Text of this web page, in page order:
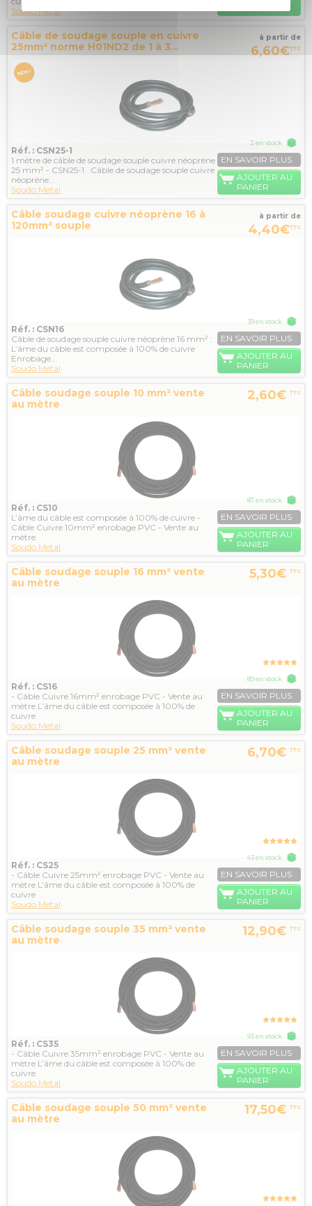
Soudo Metal
Câble de soudage souple en cuivre
25mm² norme H01ND2 de 1 à 3...
à partir de
6,60€TTC
Réf. : CSN25-1
1 mètre de câble de soudage souple cuivre néoprène
25 mm² - CSN25-1 Câble de soudage souple cuivre
néoprène...
Soudo Metal
2 en stock
EN SAVOIR PLUS
AJOUTER AU
PANIER
Câble soudage cuivre néoprène 16 à
120mm² souple
à partir de
4,40€TTC
Réf. : CSN16
Câble de soudage souple cuivre néoprène 16 mm² :
L’âme du câble est composée à 100% de cuivre
Enrobage...
Soudo Metal
39 en stock
EN SAVOIR PLUS
AJOUTER AU
PANIER
Câble soudage souple 10 mm² vente
au mètre
2,60€ TTC
Réf. : CS10
L’âme du câble est composée à 100% de cuivre -
Câble Cuivre 10mm² enrobage PVC - Vente au
mètre
Soudo Metal
87 en stock
EN SAVOIR PLUS
AJOUTER AU
PANIER
Câble soudage souple 16 mm² vente
au mètre
5,30€ TTC
Réf. : CS16
- Câble Cuivre 16mm² enrobage PVC - Vente au
mètre L’âme du câble est composée à 100% de
cuivre
Soudo Metal
89 en stock
EN SAVOIR PLUS
AJOUTER AU
PANIER
Câble soudage souple 25 mm² vente
au mètre
6,70€ TTC
Réf. : CS25
- Câble Cuivre 25mm² enrobage PVC - Vente au
mètre L’âme du câble est composée à 100% de
cuivre
Soudo Metal
43 en stock
EN SAVOIR PLUS
AJOUTER AU
PANIER
Câble soudage souple 35 mm² vente
au mètre
12,90€ TTC
Réf. : CS35
- Câble Cuivre 35mm² enrobage PVC - Vente au
mètre L’âme du câble est composée à 100% de
cuivre
Soudo Metal
93 en stock
EN SAVOIR PLUS
AJOUTER AU
PANIER
Câble soudage souple 50 mm² vente
au mètre
17,50€ TTC